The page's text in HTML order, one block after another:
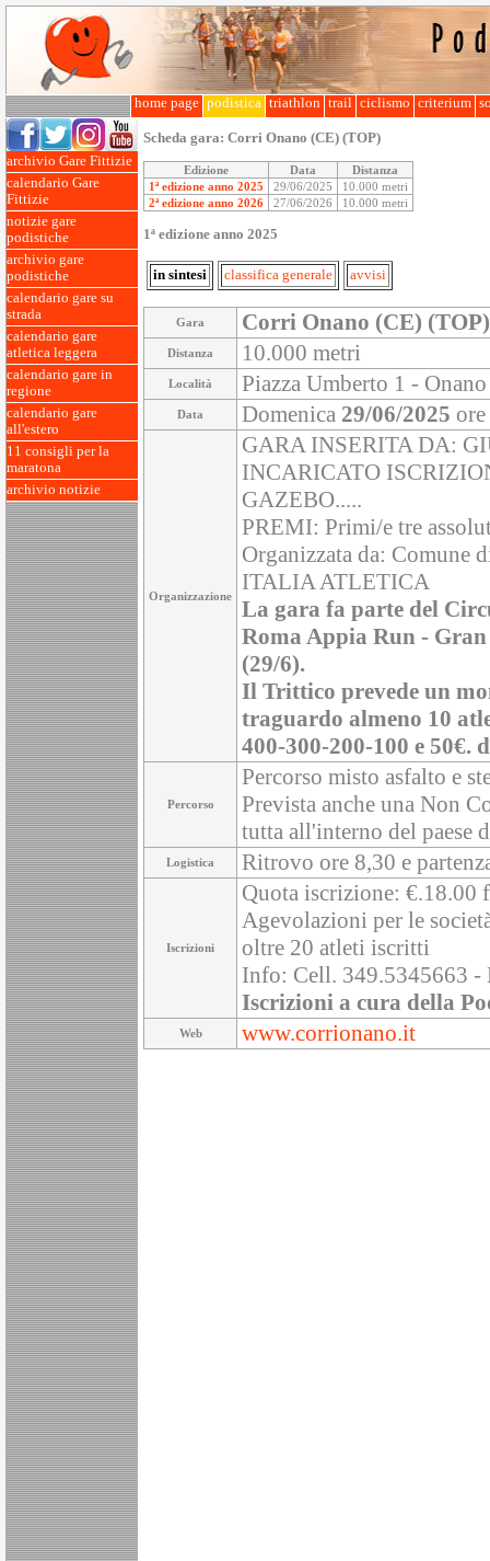
home page podistica triathlon trail ciclismo criterium
archivio Gare Fittizie
calendario Gare
Fittizie
notizie gare
podistiche
archivio gare
podistiche
calendario gare su
strada
calendario gare
atletica leggera
calendario gare in
regione
calendario gare
all'estero
11 consigli per la
maratona
archivio notizie
Scheda gara: Corri Onano (CE) (TOP)
Edizione Data
Distanza
1ª edizione anno 2025
29/06/2025
10.000 metri
2ª edizione anno 2026
27/06/2026 10.000 metri
1ª edizione anno 2025
in sintesi classifica generale avvisi
Gara Corri Onano (CE) (TOP)
Distanza 10.000 metri
Località Piazza Umberto 1 -
Data Domenica 29/06/2025
Organizzazione
GARA INSERITA DA:
INCARICATO
GAZEBO.....
PREMI: Primi/e tre
Organizzata da: Comune
ITALIA ATLETICA
La gara fa parte del
Roma Appia Run -
(29/6).
Il Trittico prevede un
traguardo almeno 10
400-300-200-100 e 50€.
Percorso
Percorso misto asfalto e
Prevista anche una Non
tutta all'interno del paese
Logistica Ritrovo ore 8,30 e
Iscrizioni
Quota iscrizione: €.18.00
Agevolazioni per le
oltre 20 atleti iscritti
Info: Cell. 349.5345663
Iscrizioni a cura della
Web www.corrionano.it